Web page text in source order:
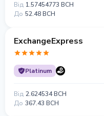
Від 1.57454773 BCH
До 52.48 BCH
ExchangeExpress
Platinum
Від 2.624534 BCH
До 367.43 BCH